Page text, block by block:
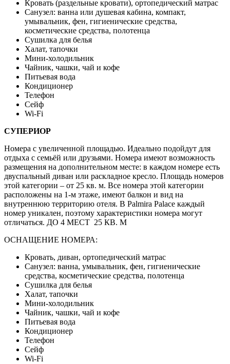
Кровать (раздельные кровати), ортопедический матрас
Санузел: ванна или душевая кабина, компакт,
умывальник, фен, гигиенические средства,
косметические средства, полотенца
Сушилка для белья
Халат, тапочки
Мини-холодильник
Чайник, чашки, чай и кофе
Питьевая вода
Кондиционер
Телефон
Сейф
Wi-Fi
СУПЕРИОР
Номера с увеличенной площадью. Идеально подойдут для
отдыха с семьёй или друзьями. Номера имеют возможность
размещения на дополнительном месте: в каждом номере есть
двуспальный диван или раскладное кресло. Площадь номеров
этой категории – от 25 кв. м. Все номера этой категории
расположены на 1-м этаже, имеют балкон и вид на
внутреннюю территорию отеля. В Palmira Palace каждый
номер уникален, поэтому характеристики номера могут
отличаться. ДО 4 МЕСТ 25 КВ. М
ОСНАЩЕНИЕ НОМЕРА:
Кровать, диван, ортопедический матрас
Санузел: ванна, умывальник, фен, гигиенические
средства, косметические средства, полотенца
Сушилка для белья
Халат, тапочки
Мини-холодильник
Чайник, чашки, чай и кофе
Питьевая вода
Кондиционер
Телефон
Сейф
Wi-Fi